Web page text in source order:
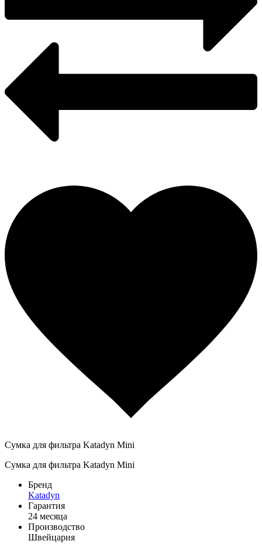
Сумка для фильтра Katadyn Mini
Сумка для фильтра Katadyn Mini
Бренд
Katadyn
Гарантия
24 месяца
Производство
Швейцария